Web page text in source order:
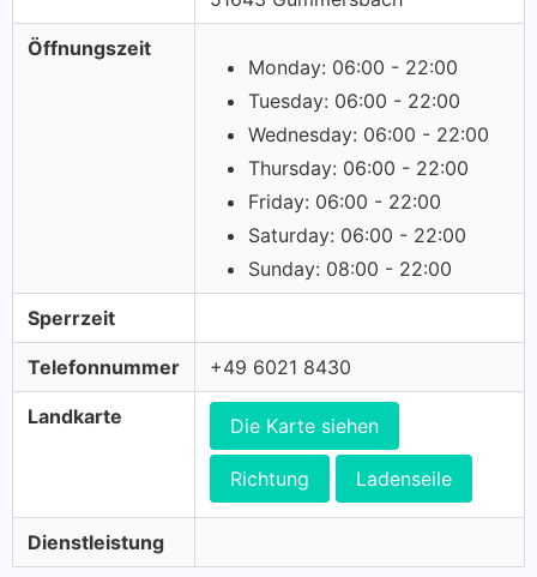
Öffnungszeit
Monday: 06:00 - 22:00
Tuesday: 06:00 - 22:00
Wednesday: 06:00 - 22:00
Thursday: 06:00 - 22:00
Friday: 06:00 - 22:00
Saturday: 06:00 - 22:00
Sunday: 08:00 - 22:00
Sperrzeit
Telefonnummer +49 6021 8430
Landkarte Die Karte siehen
Richtung Ladenseile
Dienstleistung